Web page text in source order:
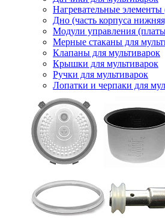
Нагревательные
Дно (часть корпуса
Модули управления
Мерные стаканы для
Клапаны для мультиварок
Крышки для мультиварок
Ручки для мультиварок
Лопатки и черпаки для